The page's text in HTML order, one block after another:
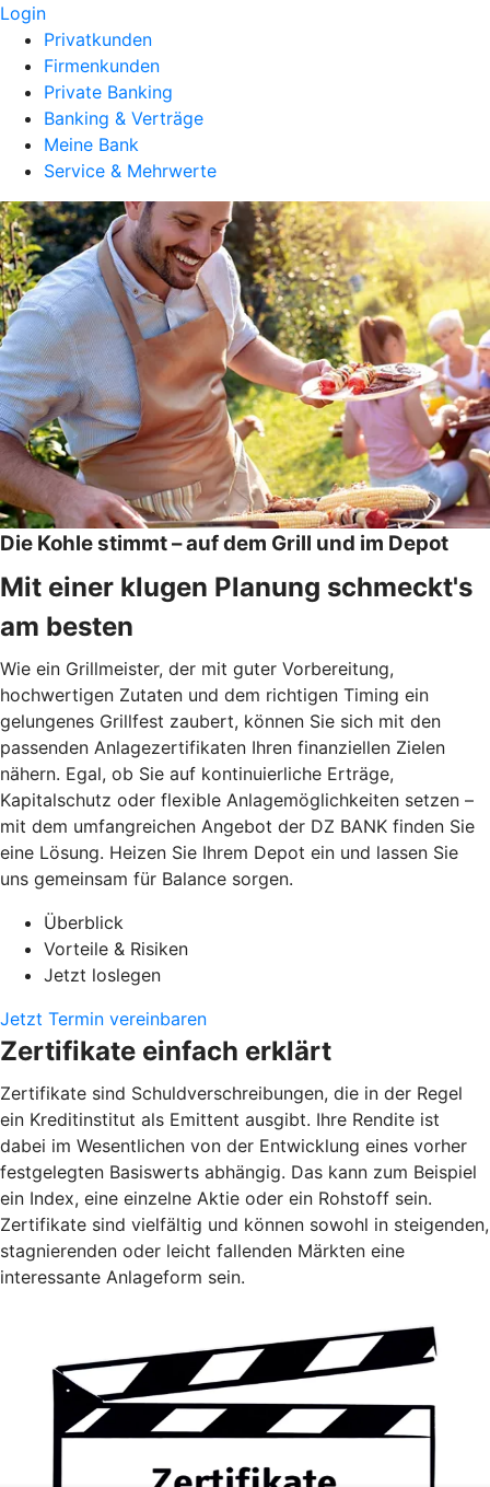
Login
Privatkunden
Firmenkunden
Private Banking
Banking & Verträge
Meine Bank
Service & Mehrwerte
Die Kohle stimmt – auf dem Grill und im Depot
Mit einer klugen Planung schmeckt's
am besten
Wie ein Grillmeister, der mit guter Vorbereitung,
hochwertigen Zutaten und dem richtigen Timing ein
gelungenes Grillfest zaubert, können Sie sich mit den
passenden Anlagezertifikaten Ihren finanziellen Zielen
nähern. Egal, ob Sie auf kontinuierliche Erträge,
Kapitalschutz oder flexible Anlagemöglichkeiten setzen –
mit dem umfangreichen Angebot der DZ BANK finden Sie
eine Lösung. Heizen Sie Ihrem Depot ein und lassen Sie
uns gemeinsam für Balance sorgen.
Überblick
Vorteile & Risiken
Jetzt loslegen
Jetzt Termin vereinbaren
Zertifikate einfach erklärt
Zertifikate sind Schuldverschreibungen, die in der Regel
ein Kreditinstitut als Emittent ausgibt. Ihre Rendite ist
dabei im Wesentlichen von der Entwicklung eines vorher
festgelegten Basiswerts abhängig. Das kann zum Beispiel
ein Index, eine einzelne Aktie oder ein Rohstoff sein.
Zertifikate sind vielfältig und können sowohl in steigenden,
stagnierenden oder leicht fallenden Märkten eine
interessante Anlageform sein.